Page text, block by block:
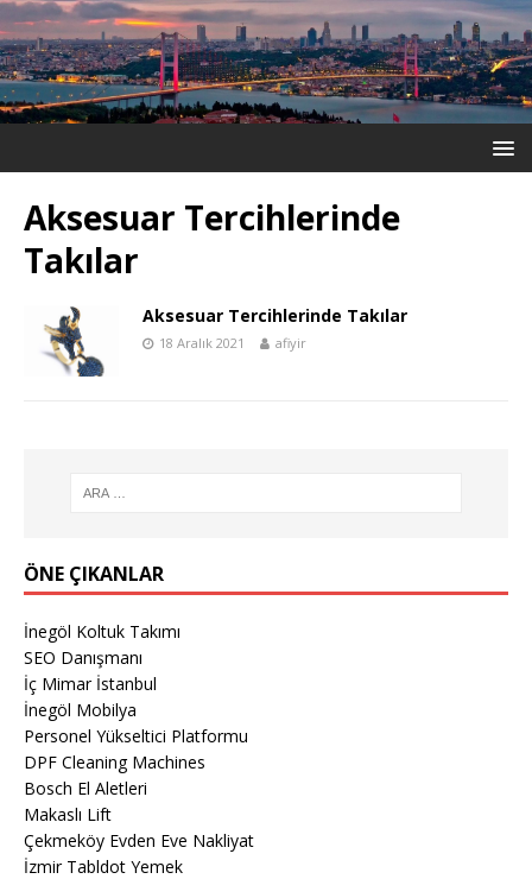
Aksesuar Tercihlerinde
Takılar
Aksesuar Tercihlerinde Takılar
18 Aralık 2021 afiyir
ÖNE ÇIKANLAR
İnegöl Koltuk Takımı
SEO Danışmanı
İç Mimar İstanbul
İnegöl Mobilya
Personel Yükseltici Platformu
DPF Cleaning Machines
Bosch El Aletleri
Makaslı Lift
Çekmeköy Evden Eve Nakliyat
İzmir Tabldot Yemek